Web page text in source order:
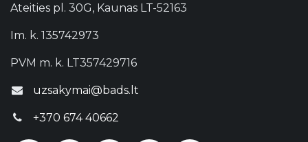
Ateities pl. 30G, Kaunas LT-52163
Im. k. 135742973
PVM m. k. LT357429716
uzsakymai@bads.lt
+370 674 40662